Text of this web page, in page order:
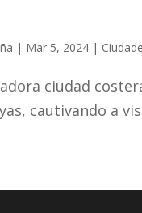
| Mar 5, 2024 |
ciudad
cautivando a